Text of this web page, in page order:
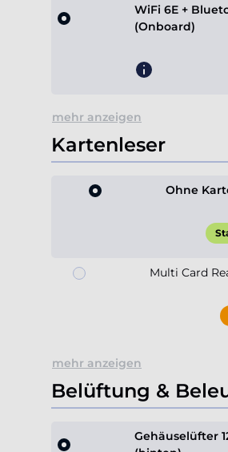
WiFi 6E +
(Onboard)
mehr anzeigen
Kartenleser
Ohne
Multi Card
mehr anzeigen
Belüftung &
Gehäuselüfter